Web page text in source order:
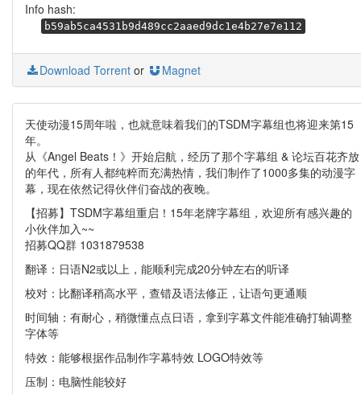
Info hash:
b59ab5ca4531b9d489cc2aaed9dc1e4b27e7e112
Download Torrent or Magnet
天使动漫15周年啦，也就意味着我们的TSDM字幕组也将迎来第15
年。
从《Angel Beats！》开始启航，经历了那个字幕组 & 论坛百花齐放
的年代，所有人都纯粹而充满热情，我们制作了1000多集的动漫字
幕，现在依然记得伙伴们奋战的夜晚。
【招募】TSDM字幕组重启！15年老牌字幕组，欢迎所有感兴趣的
小伙伴加入~~
招募QQ群 1031879538
翻译：日语N2或以上，能顺利完成20分钟左右的听译
校对：比翻译稍高水平，查错及语法修正，让语句更通顺
时间轴：有耐心，稍微懂点点日语，拿到字幕文件能准确打轴调整
字体等
特效：能够根据作品制作字幕特效 LOGO特效等
压制：电脑性能较好